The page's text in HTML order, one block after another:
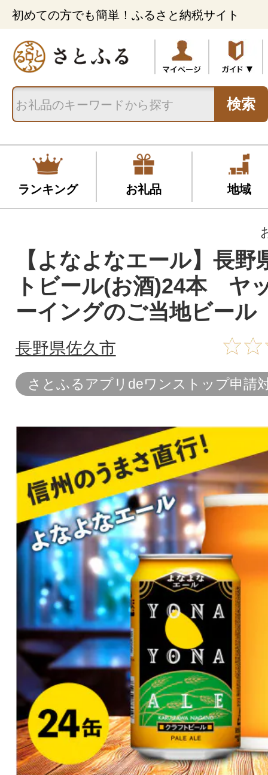
初めての方でも簡単！ふるさと納税サイト
検索
ランキング お礼品 地域
【よなよなエール】長野
トビール(お酒)24本 ヤ
ーイングのご当地ビール
長野県佐久市
さとふるアプリdeワンストップ申請